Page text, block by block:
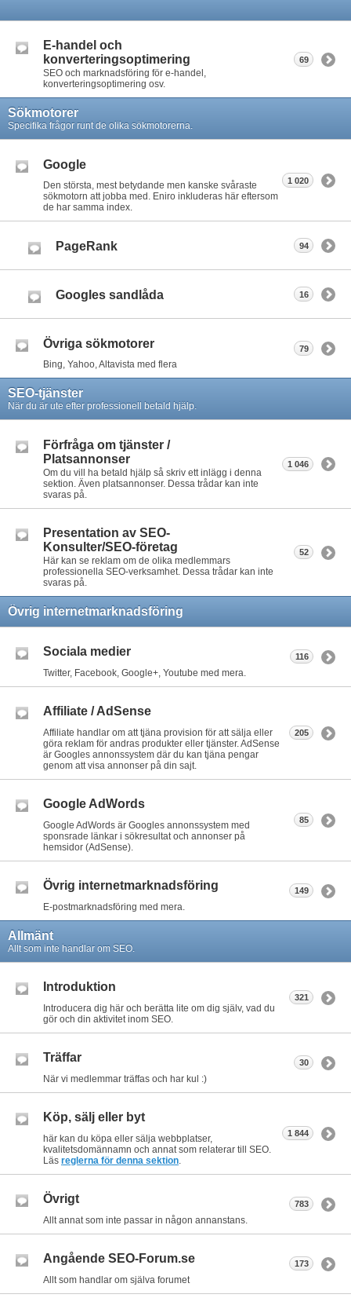
E-handel och
konverteringsoptimering
SEO och marknadsföring för e-handel,
konverteringsoptimering osv.
69
Sökmotorer
Specifika frågor runt de olika sökmotorerna.
Google
Den största, mest betydande men kanske svåraste
sökmotorn att jobba med. Eniro inkluderas här eftersom
de har samma index.
1 020
PageRank 94
Googles sandlåda 16
Övriga sökmotorer
Bing, Yahoo, Altavista med flera
79
SEO-tjänster
När du är ute efter professionell betald hjälp.
Förfråga om tjänster /
Platsannonser
Om du vill ha betald hjälp så skriv ett inlägg i denna
sektion. Även platsannonser. Dessa trådar kan inte
svaras på.
1 046
Presentation av SEO-
Konsulter/SEO-företag
Här kan se reklam om de olika medlemmars
professionella SEO-verksamhet. Dessa trådar kan inte
svaras på.
52
Övrig internetmarknadsföring
Sociala medier
Twitter, Facebook, Google+, Youtube med mera.
116
Affiliate / AdSense
Affiliate handlar om att tjäna provision för att sälja eller
göra reklam för andras produkter eller tjänster. AdSense
är Googles annonssystem där du kan tjäna pengar
genom att visa annonser på din sajt.
205
Google AdWords
Google AdWords är Googles annonssystem med
sponsrade länkar i sökresultat och annonser på
hemsidor (AdSense).
85
Övrig internetmarknadsföring
E-postmarknadsföring med mera.
149
Allmänt
Allt som inte handlar om SEO.
Introduktion
Introducera dig här och berätta lite om dig själv, vad du
gör och din aktivitet inom SEO.
321
Träffar
När vi medlemmar träffas och har kul :)
30
Köp, sälj eller byt
här kan du köpa eller sälja webbplatser,
kvalitetsdomännamn och annat som relaterar till SEO.
Läs reglerna för denna sektion
1 844
Övrigt
Allt annat som inte passar in någon annanstans.
783
Angående SEO-Forum.se
Allt som handlar om själva forumet
173